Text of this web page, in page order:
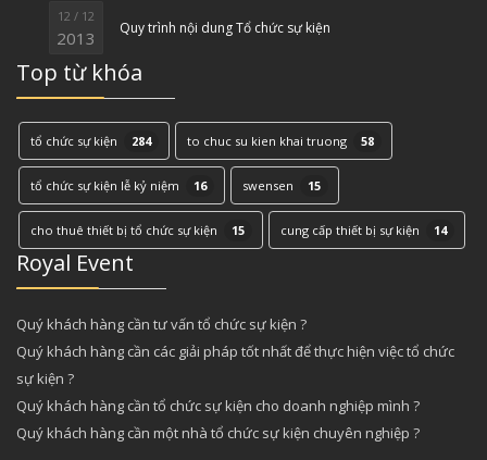
12 / 12
2013 Quy trình nội dung Tổ chức sự kiện
Top từ khóa
tổ chức sự kiện 284 to chuc su kien khai truong 58
tổ chức sự kiện lễ kỷ niệm 16 swensen 15
cho thuê thiết bị tổ chức sự kiện 15 cung cấp thiết bị sự kiện 14
Royal Event
Quý khách hàng cần tư vấn tổ chức sự kiện ?
Quý khách hàng cần các giải pháp tốt nhất để thực hiện việc tổ chức
sự kiện ?
Quý khách hàng cần tổ chức sự kiện cho doanh nghiệp mình ?
Quý khách hàng cần một nhà tổ chức sự kiện chuyên nghiệp ?